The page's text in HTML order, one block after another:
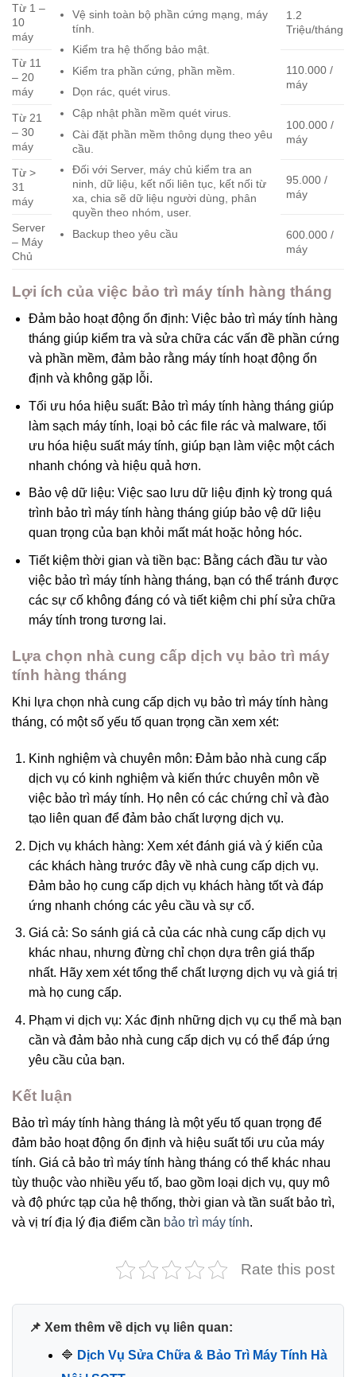
Từ 1 –
10
máy
Vệ sinh toàn bộ phần cứng mạng, máy
tính.
Kiểm tra hệ thống bảo mật.
Kiểm tra phần cứng, phần mềm.
Dọn rác, quét virus.
Cập nhật phần mềm quét virus.
Cài đặt phần mềm thông dụng theo yêu
cầu.
Đối với Server, máy chủ kiểm tra an
ninh, dữ liệu, kết nối liên tục, kết nối từ
xa, chia sẽ dữ liệu người dùng, phân
quyền theo nhóm, user.
Backup theo yêu cầu
1.2
Triệu/tháng
Từ 11
– 20
máy
110.000 /
máy
Từ 21
– 30
máy
100.000 /
máy
Từ >
31
máy
95.000 /
máy
Server
– Máy
Chủ
600.000 /
máy
Lợi ích của việc bảo trì máy tính hàng tháng
Đảm bảo hoạt động ổn định: Việc bảo trì máy tính hàng
tháng giúp kiểm tra và sửa chữa các vấn đề phần cứng
và phần mềm, đảm bảo rằng máy tính hoạt động ổn
định và không gặp lỗi.
Tối ưu hóa hiệu suất: Bảo trì máy tính hàng tháng giúp
làm sạch máy tính, loại bỏ các file rác và malware, tối
ưu hóa hiệu suất máy tính, giúp bạn làm việc một cách
nhanh chóng và hiệu quả hơn.
Bảo vệ dữ liệu: Việc sao lưu dữ liệu định kỳ trong quá
trình bảo trì máy tính hàng tháng giúp bảo vệ dữ liệu
quan trọng của bạn khỏi mất mát hoặc hỏng hóc.
Tiết kiệm thời gian và tiền bạc: Bằng cách đầu tư vào
việc bảo trì máy tính hàng tháng, bạn có thể tránh được
các sự cố không đáng có và tiết kiệm chi phí sửa chữa
máy tính trong tương lai.
Lựa chọn nhà cung cấp dịch vụ bảo trì máy
tính hàng tháng
Khi lựa chọn nhà cung cấp dịch vụ bảo trì máy tính hàng
tháng, có một số yếu tố quan trọng cần xem xét:
Kinh nghiệm và chuyên môn: Đảm bảo nhà cung cấp
dịch vụ có kinh nghiệm và kiến thức chuyên môn về
việc bảo trì máy tính. Họ nên có các chứng chỉ và đào
tạo liên quan để đảm bảo chất lượng dịch vụ.
Dịch vụ khách hàng: Xem xét đánh giá và ý kiến của
các khách hàng trước đây về nhà cung cấp dịch vụ.
Đảm bảo họ cung cấp dịch vụ khách hàng tốt và đáp
ứng nhanh chóng các yêu cầu và sự cố.
Giá cả: So sánh giá cả của các nhà cung cấp dịch vụ
khác nhau, nhưng đừng chỉ chọn dựa trên giá thấp
nhất. Hãy xem xét tổng thể chất lượng dịch vụ và giá trị
mà họ cung cấp.
Phạm vi dịch vụ: Xác định những dịch vụ cụ thể mà bạn
cần và đảm bảo nhà cung cấp dịch vụ có thể đáp ứng
yêu cầu của bạn.
Kết luận
Bảo trì máy tính hàng tháng là một yếu tố quan trọng để
đảm bảo hoạt động ổn định và hiệu suất tối ưu của máy
tính. Giá cả bảo trì máy tính hàng tháng có thể khác nhau
tùy thuộc vào nhiều yếu tố, bao gồm loại dịch vụ, quy mô
và độ phức tạp của hệ thống, thời gian và tần suất bảo trì,
và vị trí địa lý địa điểm cần bảo trì máy tính.
Rate this post
📌 Xem thêm về dịch vụ liên quan:
🔷 Dịch Vụ Sửa Chữa & Bảo Trì Máy Tính Hà